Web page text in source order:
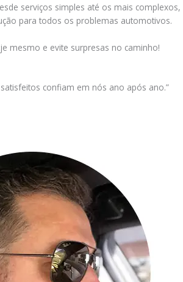
serviços simples até os mais complexos,
para todos os problemas automotivos.
mesmo e evite surpresas no caminho!
confiam em nós ano após ano.”